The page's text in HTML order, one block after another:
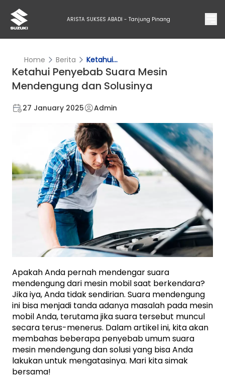
ARISTA SUKSES ABADI - Tanjung Pinang
Home Berita Ketahui...
Ketahui Penyebab Suara Mesin
Mendengung dan Solusinya
27 January 2025 Admin
Apakah Anda pernah mendengar suara
mendengung dari mesin mobil saat berkendara?
Jika iya, Anda tidak sendirian. Suara mendengung
ini bisa menjadi tanda adanya masalah pada mesin
mobil Anda, terutama jika suara tersebut muncul
secara terus-menerus. Dalam artikel ini, kita akan
membahas beberapa penyebab umum suara
mesin mendengung dan solusi yang bisa Anda
lakukan untuk mengatasinya. Mari kita simak
bersama!